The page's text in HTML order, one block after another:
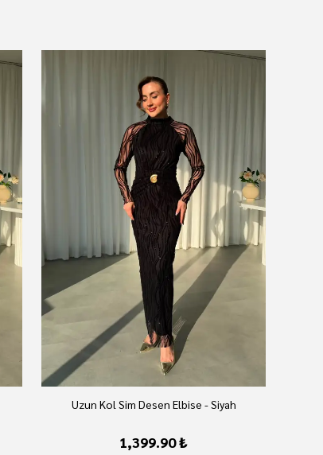
Uzun Kol Sim Desen Elbise - Siyah
1,399.90 ₺